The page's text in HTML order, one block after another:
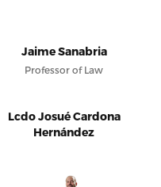
Jaime Sanabria
Professor of Law
Lcdo Josué Cardona
Hernández